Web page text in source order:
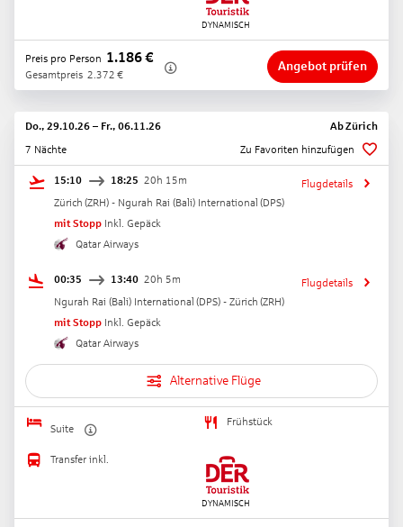
Preis pro Person 1.186€
Gesamtpreis 2.372 €
Angebot prüfen
Do., 29.10.26 – Fr., 06.11.26 AbZürich
7 Nächte
Zu Favoriten hinzufügen
15:10 18:25 20h 15m
Zürich (ZRH) - Ngurah Rai (Bali) International (DPS)
mit Stopp Inkl. Gepäck
Qatar Airways
Flugdetails
00:35 13:40 20h 5m
Ngurah Rai (Bali) International (DPS) - Zürich (ZRH)
mit Stopp Inkl. Gepäck
Qatar Airways
Flugdetails
Alternative Flüge
Suite
Frühstück
Transfer inkl.